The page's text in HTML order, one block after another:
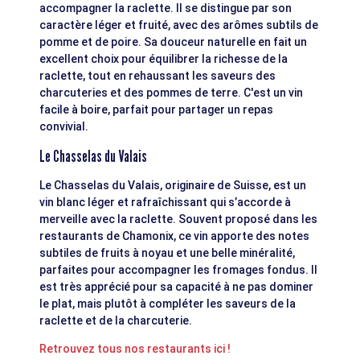
accompagner la raclette. Il se distingue par son
caractère léger et fruité, avec des arômes subtils de
pomme et de poire. Sa douceur naturelle en fait un
excellent choix pour équilibrer la richesse de la
raclette, tout en rehaussant les saveurs des
charcuteries et des pommes de terre. C'est un vin
facile à boire, parfait pour partager un repas
convivial.
Le Chasselas du Valais
Le Chasselas du Valais, originaire de Suisse, est un
vin blanc léger et rafraîchissant qui s’accorde à
merveille avec la raclette. Souvent proposé dans les
restaurants de Chamonix, ce vin apporte des notes
subtiles de fruits à noyau et une belle minéralité,
parfaites pour accompagner les fromages fondus. Il
est très apprécié pour sa capacité à ne pas dominer
le plat, mais plutôt à compléter les saveurs de la
raclette et de la charcuterie.
Retrouvez tous nos restaurants ici !